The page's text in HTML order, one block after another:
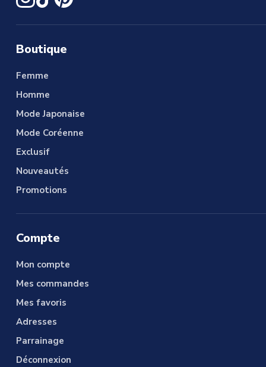
Boutique
Femme
Homme
Mode Japonaise
Mode Coréenne
Exclusif
Nouveautés
Promotions
Compte
Mon compte
Mes commandes
Mes favoris
Adresses
Parrainage
Déconnexion